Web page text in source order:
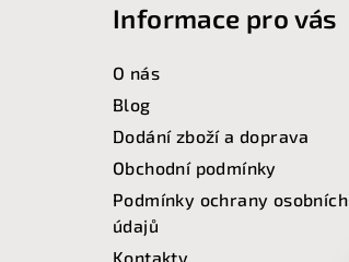
Informace pro vás
O nás
Blog
Dodání zboží a doprava
Obchodní podmínky
Podmínky ochrany osobních
údajů
Kontakty